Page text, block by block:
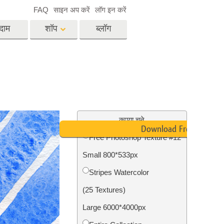
फोटो स्टोर स्टेशन सर्विसेज
शॉप ब्लॉग
FAQ साइन अप करें लॉग इन करें
कृपया चुने
Free Photoshop Texture #12
Small 800*533px
Stripes Watercolor
(25 Textures)
Large 6000*4000px
Download Free